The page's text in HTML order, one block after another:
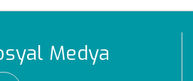
Medya